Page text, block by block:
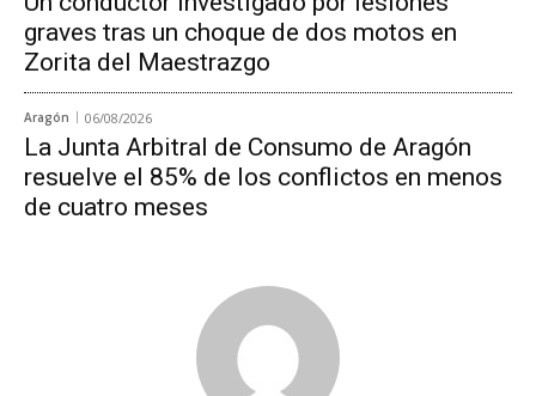
graves tras un choque de dos motos en
Zorita del Maestrazgo
Aragón 06/08/2026
La Junta Arbitral de Consumo de Aragón
resuelve el 85% de los conflictos en menos
de cuatro meses